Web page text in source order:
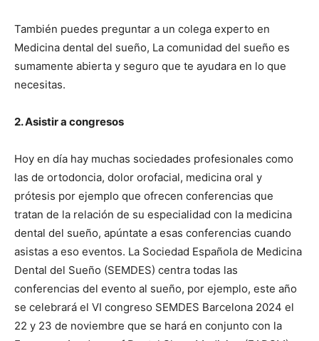
También puedes preguntar a un colega experto en
Medicina dental del sueño, La comunidad del sueño es
sumamente abierta y seguro que te ayudara en lo que
necesitas.
2. Asistir a congresos
Hoy en día hay muchas sociedades profesionales como
las de ortodoncia, dolor orofacial, medicina oral y
prótesis por ejemplo que ofrecen conferencias que
tratan de la relación de su especialidad con la medicina
dental del sueño, apúntate a esas conferencias cuando
asistas a eso eventos. La Sociedad Española de Medicina
Dental del Sueño (SEMDES) centra todas las
conferencias del evento al sueño, por ejemplo, este año
se celebrará el VI congreso SEMDES Barcelona 2024 el
22 y 23 de noviembre que se hará en conjunto con la